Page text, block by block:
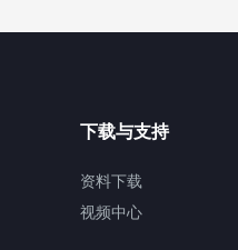
下载与支持
资料下载
视频中心